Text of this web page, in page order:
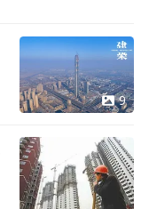
9